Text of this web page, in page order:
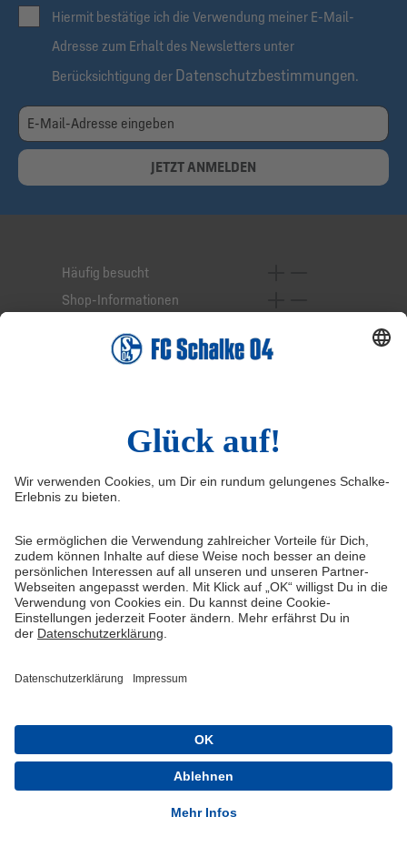
Hiermit bestätige ich die Verwendung meiner E-Mail-
Adresse zum Erhalt des Newsletters unter
Berücksichtigung der Datenschutzbestimmungen.
JETZT ANMELDEN
Häufig besucht
Shop-Informationen
Service-Hotline
Widerruf Vertrag widerrufen
AGB
Cookie-Einstellungen
Datenschutzerklärung Impressum